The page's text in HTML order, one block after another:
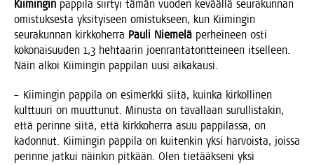
Kii­min­gin pap­pi­la siir­tyi tämän vuo­den kevääl­lä seu­ra­kun­nan
omis­tuk­ses­ta yksi­tyi­seen omis­tuk­seen, kun Kii­min­gin
seu­ra­kun­nan kirk­ko­her­ra Pau­li Nie­me­lä per­hei­neen osti
koko­nai­suu­den 1,3 heh­taa­rin joen­ran­ta­tont­tei­neen itsel­leen.
Näin alkoi Kii­min­gin pap­pi­lan uusi aikakausi.
– Kii­min­gin pap­pi­la on esi­merk­ki sii­tä, kuin­ka kir­kol­li­nen
kult­tuu­ri on muut­tu­nut. Minus­ta on taval­laan surul­lis­ta­kin,
että perin­ne sii­tä, että kirk­ko­her­ra asuu pap­pi­las­sa, on
kadon­nut. Kii­min­gin pap­pi­la on kui­ten­kin yksi har­vois­ta, jois­sa
perin­ne jat­kui näin­kin pit­kään. Olen tie­tääk­se­ni yksi